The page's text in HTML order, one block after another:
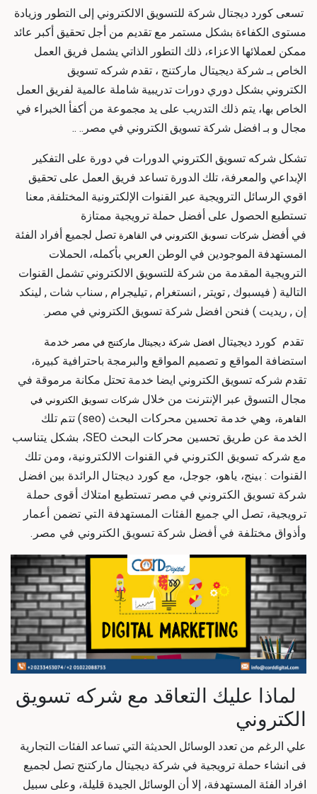
تسعى كورد ديجتال شركة للتسويق الالكتروني إلى التطور وزيادة
مستوى الكفاءة بشكل مستمر مع تقديم من أجل تحقيق أكبر عائد
ممكن لعملائها الاعزاء، ذلك التطور الذاتي يشمل فريق العمل
الخاص بـشركة ديجيتال ماركتنج ، تقدم شركه تسويق
الكتروني بشكل دوري دورات تدريبية شاملة عالمية لفريق العمل
الخاص بها، يتم ذلك التدريب على يد مجموعة من أكفأ الخبراء في
مجال و بـافضل شركة تسويق الكتروني في مصر.. ..
تشكل شركه تسويق الكتروني الدورات في دورة على التفكير
الإبداعي والمعرفة، تلك الدورة تساعد فريق العمل على تحقيق
اقوي الرسائل الترويجية عبر القنوات الإلكترونية المختلفة, معنا
تستطيع الحصول على أفضل حملة ترويجية ممتازة
في أفضل شركات تسويق الكتروني في القاهرة تصل لجميع أفراد الفئة
المستهدفة الموجودين في الوطن العربي بأكمله، الحملات
الترويجية المقدمة من شركة للتسويق الالكتروني تشمل القنوات
التالية ( فيسبوك , تويتر , انستغرام , تيليجرام , سناب شات , لينكد
إن , ريديت ) فنحن افضل شركة تسويق الكتروني في مصر.
تقدم كورد ديجيتال افضل شركة ديجيتال ماركتنج في مصر خدمة
استضافة المواقع و تصميم المواقع والبرمجة باحترافية كبيرة،
تقدم شركه تسويق الكتروني ايضا خدمة تحتل مكانة مرموقة في
مجال التسوق عبر الإنترنت من خلال شركات تسويق الكتروني في
القاهرة، وهي
خدمة تحسين محركات البحث (seo) تتم تلك
الخدمة عن طريق تحسين محركات البحث SEO، بشكل يتناسب
مع شركه تسويق الكتروني في القنوات الالكترونية، ومن تلك
القنوات : بينج، ياهو، جوجل، مع كورد ديجتال الرائدة بين افضل
شركة تسويق الكتروني في مصرتستطيع امتلاك أقوى حملة
ترويجية، تصل الي جميع الفئات المستهدفة التي تضمن أعمار
وأذواق مختلفة فيأفضل شركة تسويق الكتروني في مصر.
لماذا عليك التعاقد مع شركه تسويق
الكتروني
علي الرغم من تعدد الوسائل الحديثة التي تساعد الفئات التجارية
فى انشاء حملة ترويجية في شركة ديجيتال ماركتنج تصل لجميع
افراد الفئة المستهدفة، إلا أن الوسائل الجيدة قليلة، وعلى سبيل